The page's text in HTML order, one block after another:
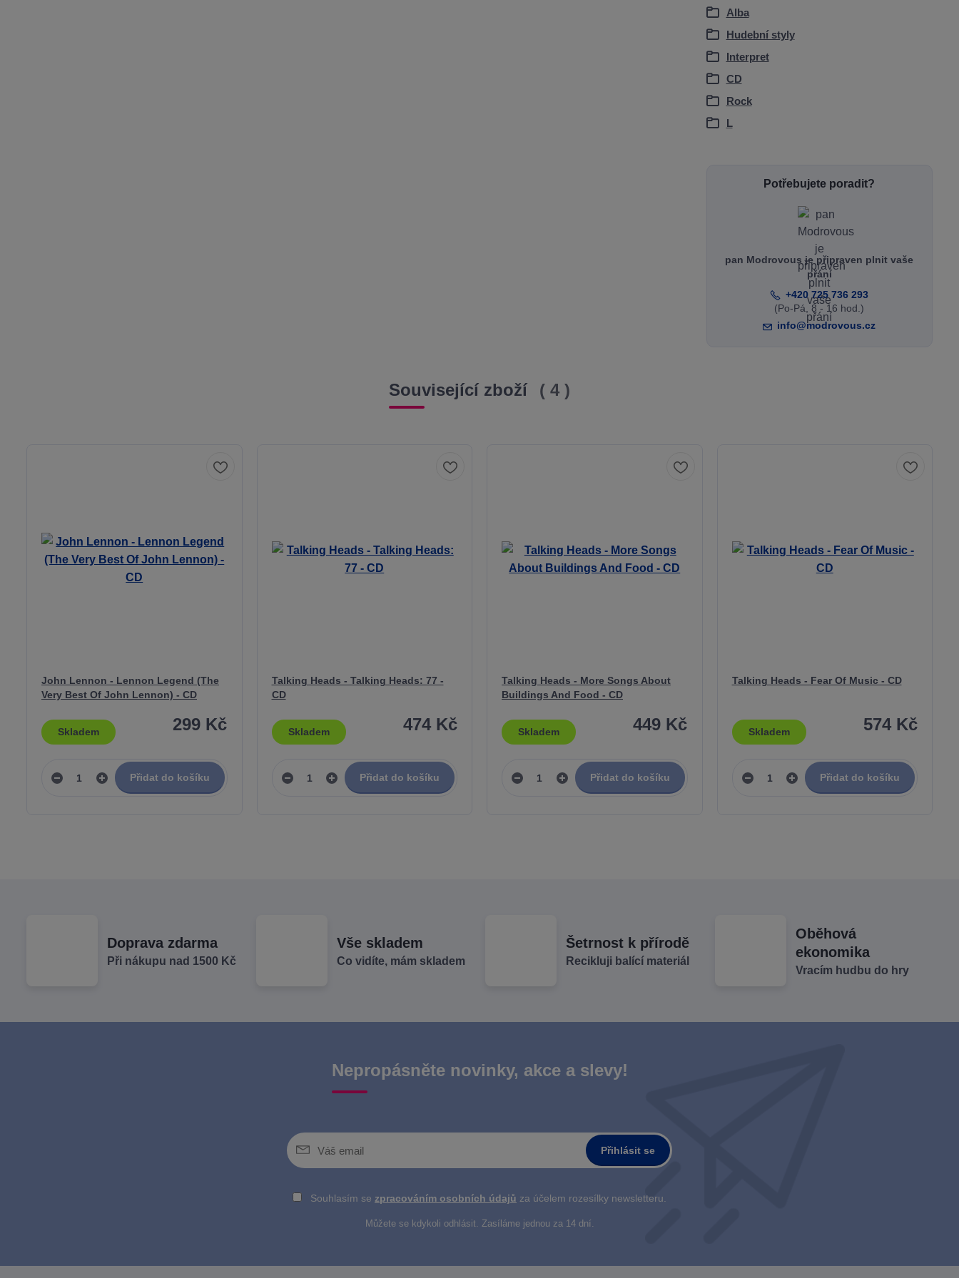
Alba
Hudební styly
Interpret
CD
Rock
L
Potřebujete poradit?
pan Modrovous je připraven plnit vaše
přání
+420 725 736 293
(Po-Pá, 8 - 16 hod.)
info@modrovous.cz
Související zboží 4
John Lennon - Lennon Legend (The
Very Best Of John Lennon) - CD
299 Kč
Skladem
Přidat do košíku
Talking Heads - Talking Heads: 77 -
CD
474 Kč
Skladem
Přidat do košíku
Talking Heads - More Songs About
Buildings And Food - CD
449 Kč
Skladem
Přidat do košíku
Talking Heads - Fear Of Music - CD
574 Kč
Skladem
Přidat do košíku
Doprava zdarma
Při nákupu nad 1500 Kč
Vše skladem
Co vidíte, mám skladem
Šetrnost k přírodě
Recikluji balící materiál
Oběhová
ekonomika
Vracím hudbu do hry
Nepropásněte novinky, akce a slevy!
Přihlásit se
Souhlasím se zpracováním osobních údajů za účelem rozesílky newsletteru.
Můžete se kdykoli odhlásit. Zasíláme jednou za 14 dní.